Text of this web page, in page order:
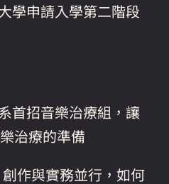
學申請入學第二階段
首招音樂治療組，讓
治療的準備
作與實務並行，如何